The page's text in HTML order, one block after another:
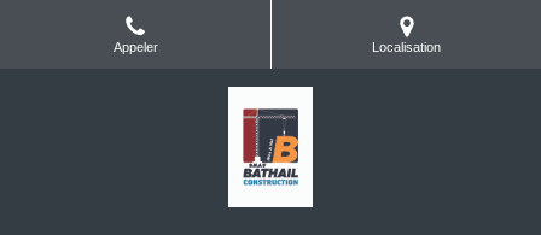
Appeler Localisation